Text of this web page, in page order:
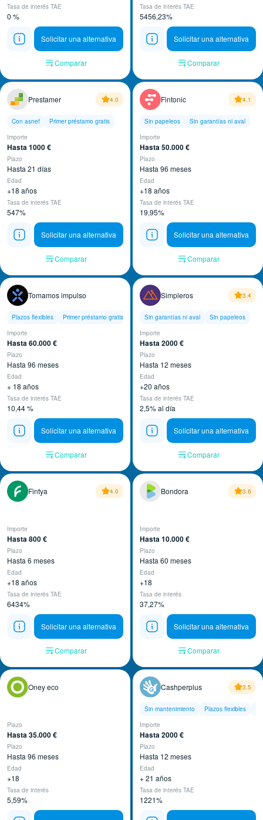
Tasa de interés TAE
0 %
Solicitar una alternativa
Comparar
Tasa de interés TAE
5456,23%
Solicitar una alternativa
Comparar
Prestamer 4.0
Con asnef
Primer préstamo gratis
Importe
Hasta 1000 €
Plazo
Hasta 21 días
Edad
+18 años
Tasa de interés TAE
547%
Solicitar una alternativa
Comparar
Fintonic 4.1
Sin papeleos
Sin garantías ni aval
Importe
Hasta 50.000 €
Plazo
Hasta 96 meses
Edad
+18 años
Tasa de interés TAE
19,95%
Solicitar una alternativa
Comparar
Tomamos impulso
Plazos flexibles Primer préstamo gratis
Solicitud 100% online
Importe
Hasta 60.000 €
Plazo
Hasta 96 meses
Edad
+ 18 años
Tasa de interés TAE
10,44 %
Solicitar una alternativa
Comparar
Simpleros 3.4
Sin garantías ni aval
Sin papeleos
Importe
Hasta 2000 €
Plazo
Hasta 12 meses
Edad
+20 años
Tasa de interés TAE
2,5% al día
Solicitar una alternativa
Comparar
Fintya 4.0
Importe
Hasta 800 €
Plazo
Hasta 6 meses
Edad
+18 años
Tasa de interés TAE
6434%
Solicitar una alternativa
Comparar
Bondora 3.6
Importe
Hasta 10.000 €
Plazo
Hasta 60 meses
Edad
+18
Tasa de interés
37,27%
Solicitar una alternativa
Comparar
Oney eco
Plazo
Hasta 35.000 €
Plazo
Hasta 96 meses
Edad
+18
Tasa de interés
5,59%
Cashperplus 3.5
Sin mantenimiento Plazos flexibles
Importe
Hasta 2000 €
Plazo
Hasta 12 meses
Edad
+ 21 años
Tasa de interés TAE
1221%